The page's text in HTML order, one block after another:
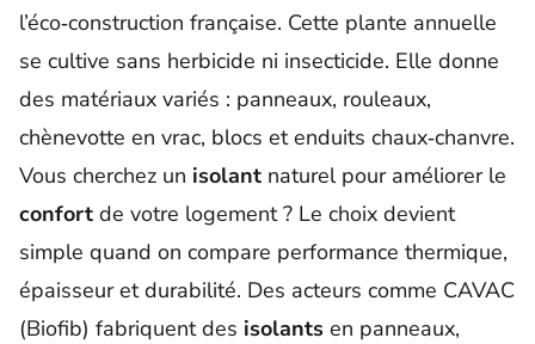
l’éco‑construction française. Cette plante annuelle
se cultive sans herbicide ni insecticide. Elle donne
des matériaux variés : panneaux, rouleaux,
chènevotte en vrac, blocs et enduits chaux‑chanvre.
Vous cherchez un isolant naturel pour améliorer le
confort de votre logement ? Le choix devient
simple quand on compare performance thermique,
épaisseur et durabilité. Des acteurs comme CAVAC
(Biofib) fabriquent des isolants en panneaux,